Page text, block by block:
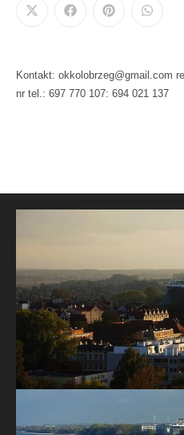
Kontakt: okkolobrzeg@gmail.com
nr tel.: 697 770 107: 694 021 137